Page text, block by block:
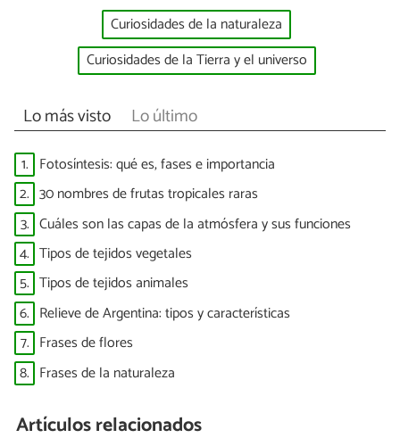
Curiosidades de la naturaleza
Curiosidades de la Tierra y el universo
Lo más visto Lo último
1. Fotosíntesis: qué es, fases e importancia
2. 30 nombres de frutas tropicales raras
3. Cuáles son las capas de la atmósfera y sus funciones
4. Tipos de tejidos vegetales
5. Tipos de tejidos animales
6. Relieve de Argentina: tipos y características
7. Frases de flores
8. Frases de la naturaleza
Artículos relacionados